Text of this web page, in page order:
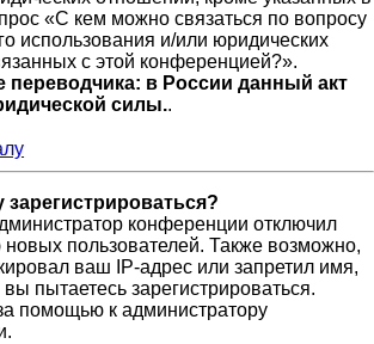
«С кем можно связаться по вопросу
использования и/или юридических
с этой конференцией?».
переводчика: в России данный акт
силы..
зарегистрироваться?
конференции отключил
новых пользователей. Также возможно,
ваш IP-адрес или запретил имя,
пытаетесь зарегистрироваться.
помощью к администратору